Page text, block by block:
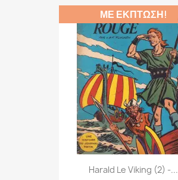
Harald Le Viking (2) -...
ΜΕ ΈΚΠΤΩΣΗ!